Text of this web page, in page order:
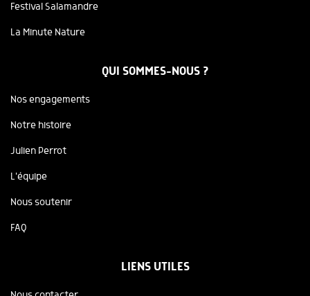
Festival Salamandre
La Minute Nature
QUI SOMMES-NOUS ?
Nos engagements
Notre histoire
Julien Perrot
L'équipe
Nous soutenir
FAQ
LIENS UTILES